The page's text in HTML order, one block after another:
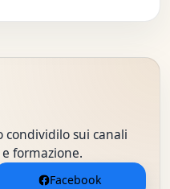
condividilo sui canali
formazione.
Facebook